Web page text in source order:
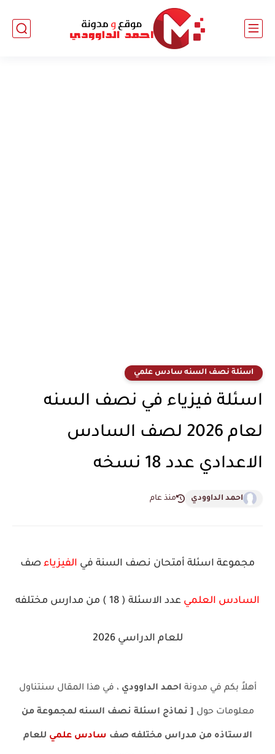
اسئلة نصف السنه سادس علمي
اسئلة فيزياء في نصف السنه
لعام 2026 لصف السادس
الاعدادي عدد 18 نسخه
احمد الداوودي منذ عام
مجموعة اسئلة أمتحان نصف السنة في الفيزياء صف
السادس العلمي عدد الاسئلة ( 18 ) من مدارس مختلفه
للعام الدراسي 2026
أهلاً بكم في مدونة احمد الداوودي ، في هذا المقال سنتناول
معلومات حول [ نماذج اسئلة نصف السنه لمجموعة من
الاستاذه من مدراس مختلفه صف سادس علمي للعام